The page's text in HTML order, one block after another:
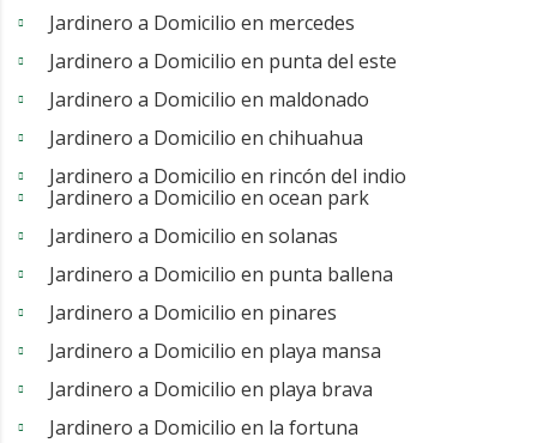
Jardinero a Domicilio en mercedes
Jardinero a Domicilio en punta del este
Jardinero a Domicilio en maldonado
Jardinero a Domicilio en chihuahua
Jardinero a Domicilio en rincón del indio
Jardinero a Domicilio en ocean park
Jardinero a Domicilio en solanas
Jardinero a Domicilio en punta ballena
Jardinero a Domicilio en pinares
Jardinero a Domicilio en playa mansa
Jardinero a Domicilio en playa brava
Jardinero a Domicilio en la fortuna